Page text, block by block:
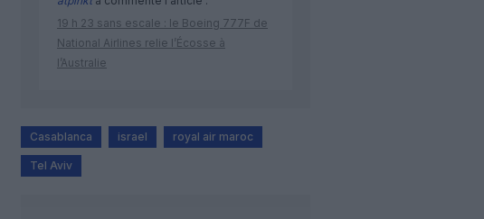
19 h 23 sans escale : le Boeing 777F de
National Airlines relie l’Écosse à
l’Australie
Casablanca israel royal air maroc
Tel Aviv